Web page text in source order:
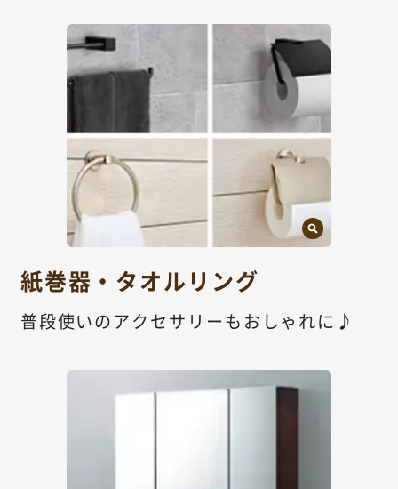
紙巻器・タオルリング
普段使いのアクセサリーもおしゃれに♪